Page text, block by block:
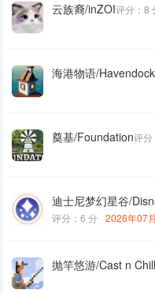
云族裔/inZOI评分：8
海港物语/Havendock
奠基/Foundation评分
迪士尼梦幻星谷/
评分：6 分 2026年07
抛竿悠游/Cast n